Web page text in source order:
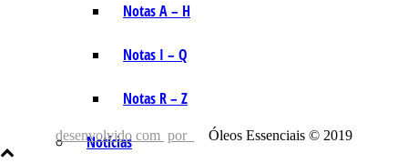
Notas A – H
Notas I – Q
Notas R – Z
Notícias
desenvolvido com por Óleos Essenciais © 2019